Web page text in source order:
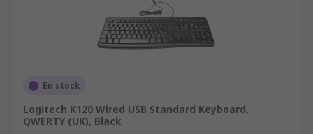
En stock
Logitech K120 Wired USB Standard Keyboard,
QWERTY (UK), Black